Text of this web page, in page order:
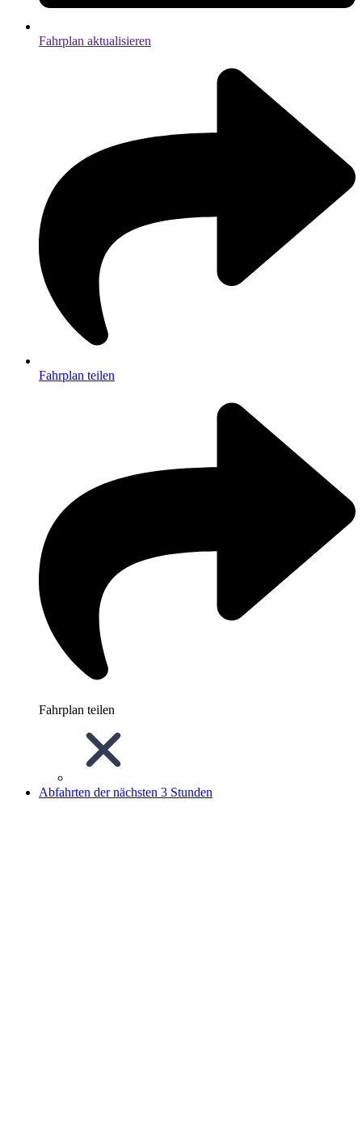
Fahrplan aktualisieren
Fahrplan teilen
Fahrplan teilen
Abfahrten der nächsten 3 Stunden